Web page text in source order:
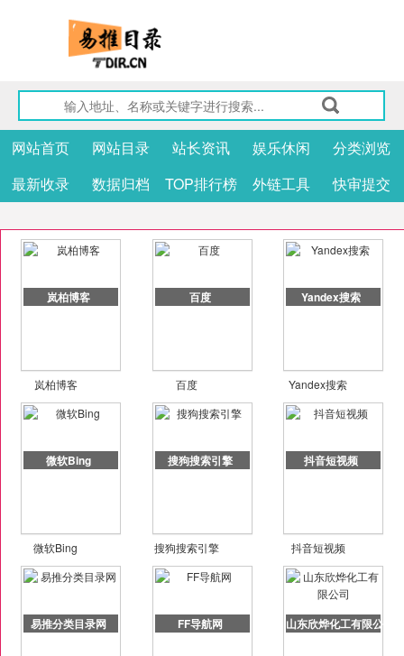
网站首页 网站目录 站长资讯 娱乐休闲
分类浏览
最新收录
数据归档 TOP排行榜 外链工具 快审提交
岚柏博客
岚柏博客
百度
百度
Yandex搜索
Yandex搜索
微软Bing
微软Bing
搜狗搜索引擎
搜狗搜索引擎
抖音短视频
抖音短视频
易推分类目录网 FF导航网 山东欣烨化工有限公司